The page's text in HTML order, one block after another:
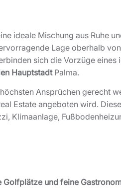
ideale Mischung aus Ruhe
Lage oberhalb
sich die Vorzüge eines
HauptstadtPalma.
Ansprüchen gerecht
Estate angeboten wird.
Klimaanlage,
und feine